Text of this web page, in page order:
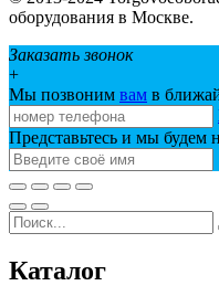
оборудования в Москве.
Заказать звонок
+
Мы позвоним вам в
Представьтесь и мы будем
Каталог